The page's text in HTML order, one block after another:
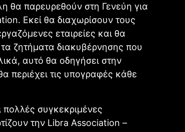
θα παρευρεθούν στη Γενεύη για
Εκεί θα διαχωρίσουν τους
εταιρείες και θα
ζητήματα διακυβέρνησης που
αυτό θα οδηγήσει στην
περιέχει τις υπογραφές κάθε
πολλές συγκεκριμένες
την Libra Association –